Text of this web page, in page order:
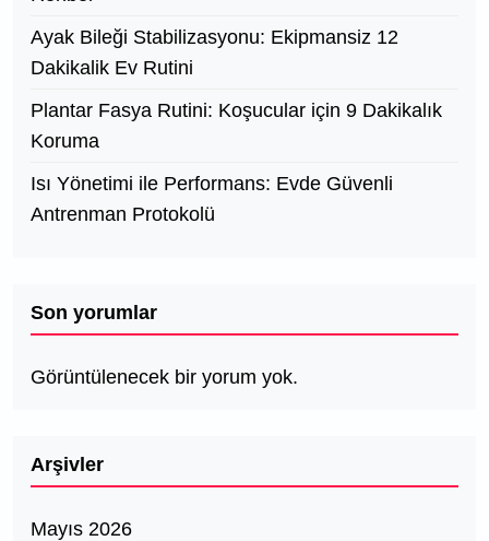
Ayak Bileği Stabilizasyonu: Ekipmansiz 12
Dakikalik Ev Rutini
Plantar Fasya Rutini: Koşucular için 9 Dakikalık
Koruma
Isı Yönetimi ile Performans: Evde Güvenli
Antrenman Protokolü
Son yorumlar
Görüntülenecek bir yorum yok.
Arşivler
Mayıs 2026